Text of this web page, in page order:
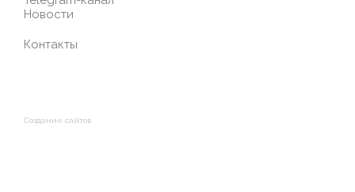
Новости
Контакты
Создание сайтов